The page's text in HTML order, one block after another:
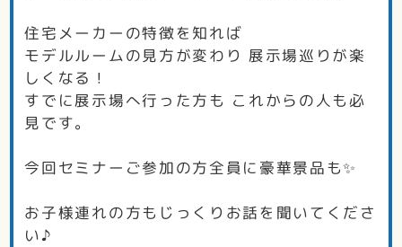
住宅メーカーの特徴を知れば
モデルルームの見方が変わり 展示場巡りが楽
しくなる！
すでに展示場へ行った方も これからの人も必
見です。
今回セミナーご参加の方全員に豪華景品も✨
お子様連れの方もじっくりお話を聞いてくださ
い♪